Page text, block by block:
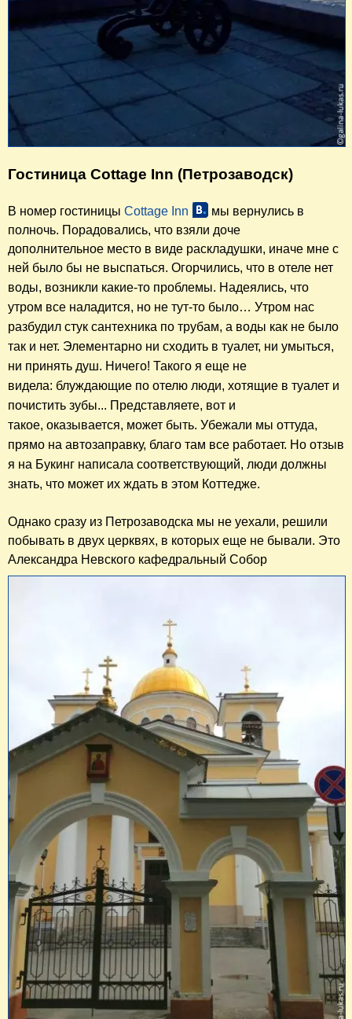
Гостиница Cottage Inn (Петрозаводск)
В номер гостиницы Cottage Inn
мы вернулись в
полночь. Порадовались, что взяли доче
дополнительное место в виде раскладушки, иначе мне с
ней было бы не выспаться. Огорчились, что в отеле нет
воды, возникли какие-то проблемы. Надеялись, что
утром все наладится, но не тут-то было… Утром нас
разбудил стук сантехника по трубам, а воды как не было
так и нет. Элементарно ни сходить в туалет, ни умыться,
ни принять душ. Ничего! Такого я еще не
видела: блуждающие по отелю люди, хотящие в туалет и
почистить зубы... Представляете, вот и
такое, оказывается, может быть. Убежали мы оттуда,
прямо на автозаправку, благо там все работает. Но отзыв
я на Букинг написала соответствующий, люди должны
знать, что может их ждать в этом Коттедже.
Однако сразу из Петрозаводска мы не уехали, решили
побывать в двух церквях, в которых еще не бывали. Это
Александра Невского кафедральный Собор